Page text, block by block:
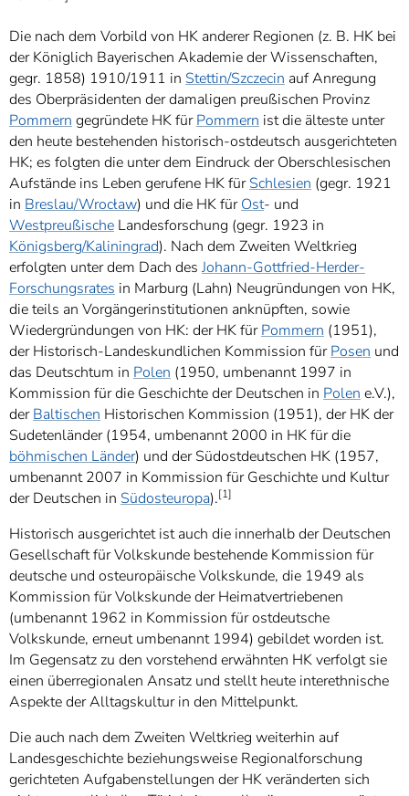
Die nach dem Vorbild von HK anderer Regionen (z. B. HK bei
der Königlich Bayerischen Akademie der Wissenschaften,
gegr. 1858) 1910/1911 in Stettin/Szczecin auf Anregung
des Oberpräsidenten der damaligen preußischen Provinz
Pommern gegründete HK fürPommern ist die älteste unter
den heute bestehenden historisch-ostdeutsch ausgerichteten
HK; es folgten die unter dem Eindruck der Oberschlesischen
Aufstände ins Leben gerufene HK fürSchlesien (gegr. 1921
in Breslau/Wrocław) und die HK fürOst- und
Westpreußische Landesforschung (gegr. 1923 in
Königsberg/Kaliningrad). Nach dem Zweiten Weltkrieg
erfolgten unter dem Dach des Johann-Gottfried-Herder-
Forschungsrates in Marburg (Lahn) Neugründungen von HK,
die teils an Vorgängerinstitutionen anknüpften, sowie
Wiedergründungen von HK: der HK fürPommern (1951),
der Historisch-Landeskundlichen Kommission fürPosen und
das Deutschtum in Polen (1950, umbenannt 1997 in
Kommission für die Geschichte der Deutschen in Polen e.V.),
derBaltischen Historischen Kommission (1951), der HK der
Sudetenländer (1954, umbenannt 2000 in HK für die
böhmischen Länder) und der Südostdeutschen HK (1957,
umbenannt 2007 in Kommission für Geschichte und Kultur
der Deutschen in Südosteuropa).[1]
Historisch ausgerichtet ist auch die innerhalb der Deutschen
Gesellschaft für Volkskunde bestehende Kommission für
deutsche und osteuropäische Volkskunde, die 1949 als
Kommission für Volkskunde der Heimatvertriebenen
(umbenannt 1962 in Kommission für ostdeutsche
Volkskunde, erneut umbenannt 1994) gebildet worden ist.
Im Gegensatz zu den vorstehend erwähnten HK verfolgt sie
einen überregionalen Ansatz und stellt heute interethnische
Aspekte der Alltagskultur in den Mittelpunkt.
Die auch nach dem Zweiten Weltkrieg weiterhin auf
Landesgeschichte beziehungsweise Regionalforschung
gerichteten Aufgabenstellungen der HK veränderten sich